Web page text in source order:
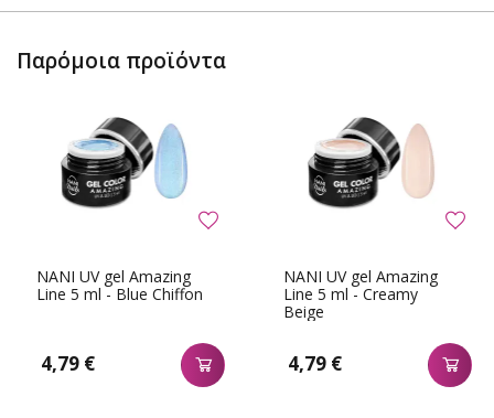
Παρόμοια προϊόντα
NANI UV gel Amazing
Line 5 ml - Blue Chiffon
4,79 €
NANI UV gel Amazing
Line 5 ml - Creamy
Beige
4,79 €